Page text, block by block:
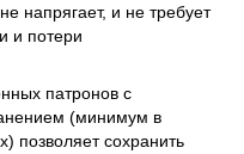
напрягает, и не требует
и потери
патронов с
(минимум в
позволяет сохранить